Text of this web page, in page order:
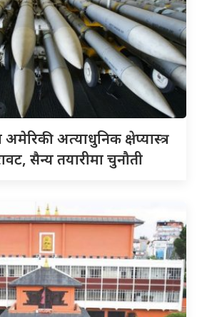
अत्याधुनिक क्षेप्यास्त्र
सैन्य तयारीमा चुनौती